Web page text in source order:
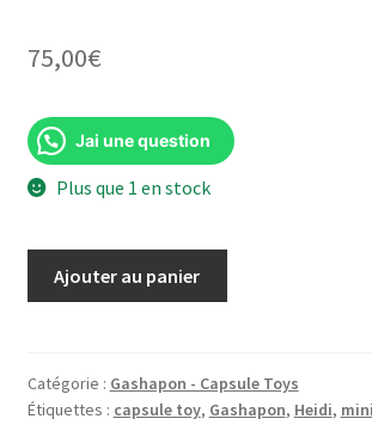
75,00€
Jai une question
Plus que 1 en stock
of
the
Ajouter au panier
Catégorie : Gashapon - Capsule Toys
Étiquettes : capsule toy, Gashapon, Heidi,